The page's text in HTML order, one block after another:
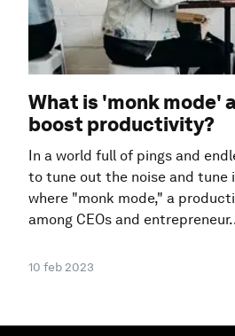
What is 'monk mode'
boost productivity?
In a world full of pings and
to tune out the noise and tune
where "monk mode," a
among CEOs and
10 feb 2023